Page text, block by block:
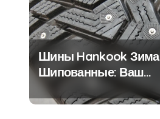
Шины Hankook Зима
Шипованные: Ваш
Надежный Партнёр
на Снежных Дорогах